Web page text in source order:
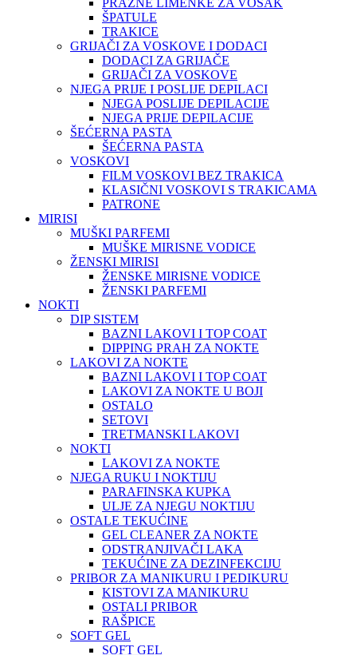
PRAZNE LIMENKE ZA VOSAK
ŠPATULE
TRAKICE
GRIJAČI ZA VOSKOVE I DODACI
DODACI ZA GRIJAČE
GRIJAČI ZA VOSKOVE
NJEGA PRIJE I POSLIJE DEPILACI
NJEGA POSLIJE DEPILACIJE
NJEGA PRIJE DEPILACIJE
ŠEĆERNA PASTA
ŠEĆERNA PASTA
VOSKOVI
FILM VOSKOVI BEZ TRAKICA
KLASIČNI VOSKOVI S TRAKICAMA
PATRONE
MIRISI
MUŠKI PARFEMI
MUŠKE MIRISNE VODICE
ŽENSKI MIRISI
ŽENSKE MIRISNE VODICE
ŽENSKI PARFEMI
NOKTI
DIP SISTEM
BAZNI LAKOVI I TOP COAT
DIPPING PRAH ZA NOKTE
LAKOVI ZA NOKTE
BAZNI LAKOVI I TOP COAT
LAKOVI ZA NOKTE U BOJI
OSTALO
SETOVI
TRETMANSKI LAKOVI
NOKTI
LAKOVI ZA NOKTE
NJEGA RUKU I NOKTIJU
PARAFINSKA KUPKA
ULJE ZA NJEGU NOKTIJU
OSTALE TEKUĆINE
GEL CLEANER ZA NOKTE
ODSTRANJIVAČI LAKA
TEKUĆINE ZA DEZINFEKCIJU
PRIBOR ZA MANIKURU I PEDIKURU
KISTOVI ZA MANIKURU
OSTALI PRIBOR
RAŠPICE
SOFT GEL
SOFT GEL